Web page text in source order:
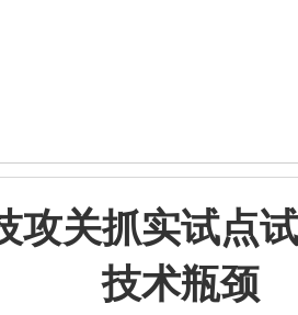
攻关抓实试点
技术瓶颈